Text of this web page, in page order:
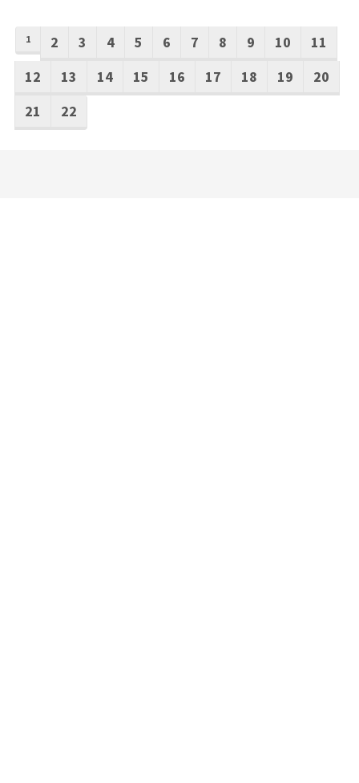
1 2 3 4 5 6 7 8 9 10
11
12
13 14 15 16 17 18 19
20
21
22